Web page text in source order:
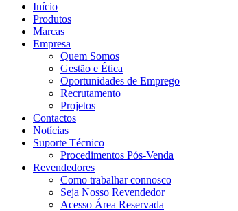
Início
Produtos
Marcas
Empresa
Quem Somos
Gestão e Ética
Oportunidades de Emprego
Recrutamento
Projetos
Contactos
Notícias
Suporte Técnico
Procedimentos Pós-Venda
Revendedores
Como trabalhar connosco
Seja Nosso Revendedor
Acesso Área Reservada